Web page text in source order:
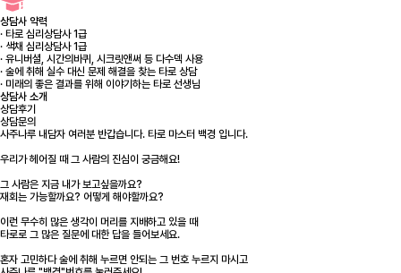
상담사 약력
· 타로 심리상담사 1급
· 색채 심리상담사 1급
· 유니버셜, 시간의바퀴, 시크릿앤써 등 다수덱 사용
· 술에 취해 실수 대신 문제 해결을 찾는 타로 상담
· 미래의 좋은 결과를 위해 이야기하는 타로 선생님
상담사 소개
상담후기
상담문의
사주나루 내담자 여러분 반갑습니다. 타로 마스터 백경 입니다.
우리가 헤어질 때 그 사람의 진심이 궁금해요!
그 사람은 지금 내가 보고싶을까요?
재회는 가능할까요? 어떻게 해야할까요?
이런 무수히 많은 생각이 머리를 지배하고 있을 때
타로로 그 많은 질문에 대한 답을 들어보세요.
혼자 고민하다 술에 취해 누르면 안되는 그 번호 누르지 마시고